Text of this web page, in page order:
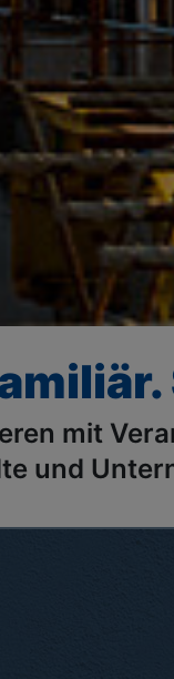
mit
und